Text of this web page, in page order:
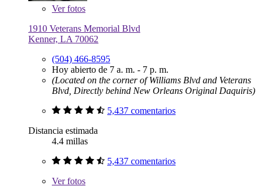
Verfotos
1910 Veterans Memorial Blvd
Kenner, LA 70062
(504) 466-8595
Hoy abierto de 7 a. m. - 7 p. m.
(Located on the corner of Williams Blvd and Veterans
Blvd, Directly behind New Orleans Original Daquiris)
5,437 comentarios
Distancia estimada
4.4 millas
5,437 comentarios
Verfotos